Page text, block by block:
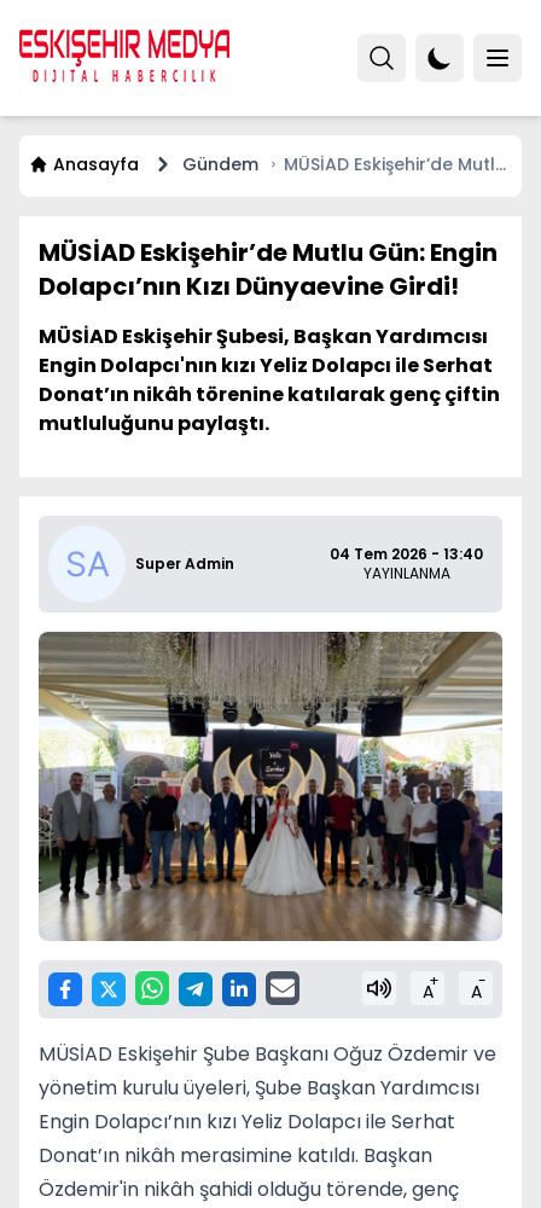
Anasayfa Gündem
MÜSİAD Eskişehir’de Mutlu
MÜSİAD Eskişehir’de Mutlu Gün: Engin
Dolapcı’nın Kızı Dünyaevine Girdi!
MÜSİAD Eskişehir Şubesi, Başkan Yardımcısı
Engin Dolapcı'nın kızı Yeliz Dolapcı ile Serhat
Donat’ın nikâh törenine katılarak genç çiftin
mutluluğunu paylaştı.
Super Admin
04 Tem 2026 - 13:40
YAYINLANMA
A+ A-
MÜSİAD Eskişehir Şube Başkanı Oğuz Özdemir ve
yönetim kurulu üyeleri, Şube Başkan Yardımcısı
Engin Dolapcı’nın kızı Yeliz Dolapcı ile Serhat
Donat’ın nikâh merasimine katıldı. Başkan
Özdemir'in nikâh şahidi olduğu törende, genç